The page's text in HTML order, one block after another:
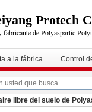
Protech
de Polyaspartic
a la fábrica Control
libre del suelo de